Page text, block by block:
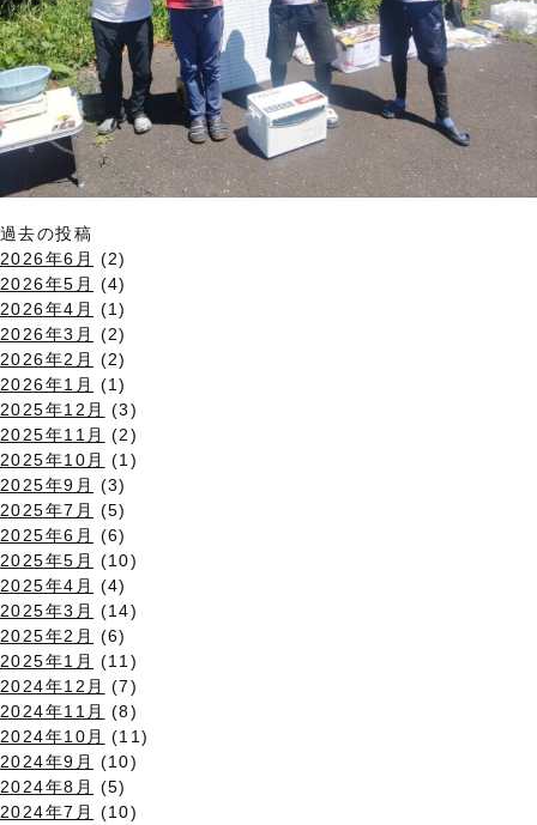
過去の投稿
2026年6月
(2)
2026年5月
(4)
2026年4月
(1)
2026年3月
(2)
2026年2月
(2)
2026年1月
(1)
2025年12月
(3)
2025年11月
(2)
2025年10月
(1)
2025年9月
(3)
2025年7月
(5)
2025年6月
(6)
2025年5月
(10)
2025年4月
(4)
2025年3月
(14)
2025年2月
(6)
2025年1月
(11)
2024年12月
(7)
2024年11月
(8)
2024年10月
(11)
2024年9月
(10)
2024年8月
(5)
2024年7月
(10)